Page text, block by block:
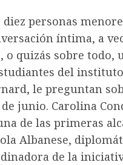
personas
íntima, a
o quizás sobre todo,
del
le preguntan
junio. Carolina
de las primeras
Albanese,
de la